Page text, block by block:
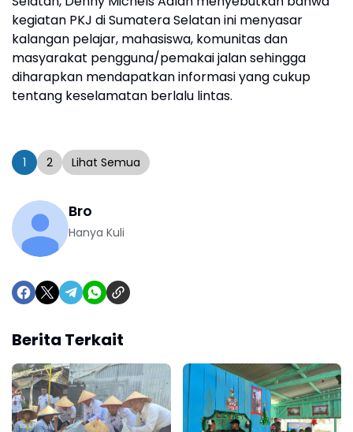
kegiatan PKJ di Sumatera Selatan ini menyasar
kalangan pelajar, mahasiswa, komunitas dan
masyarakat pengguna/pemakai jalan sehingga
diharapkan mendapatkan informasi yang cukup
tentang keselamatan berlalu lintas.
1 2 Lihat Semua
Bro
Hanya Kuli
Berita Terkait